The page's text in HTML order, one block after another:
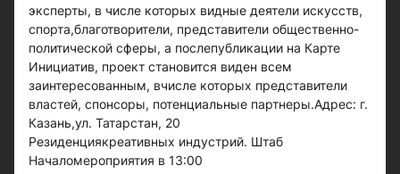
эксперты, в числе которых видные деятели искусств,
спорта,благотворители, представители общественно-
политической сферы, а послепубликации на Карте
Инициатив, проект становится виден всем
заинтересованным, вчисле которых представители
властей, спонсоры, потенциальные партнеры.Адрес: г.
Казань,ул. Татарстан, 20
Резиденциякреативных индустрий. Штаб
Началомероприятия в 13:00